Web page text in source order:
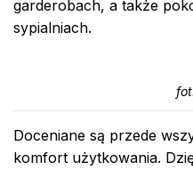
garderobach, a także
sypialniach.
Doceniane są przede
komfort użytkowania.